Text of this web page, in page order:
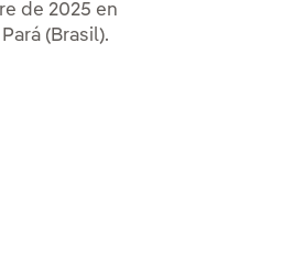
de Gobierno de la COP30 en
y de Gobierno de la COP30 en
de 2025 en
(Brasil).
en la conferencia sobre el
en la conferencia sobre el